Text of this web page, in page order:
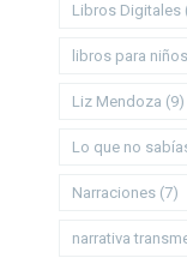
Libros Digitales
libros para niños
Liz Mendoza (9)
Lo que no
Narraciones (7)
narrativa